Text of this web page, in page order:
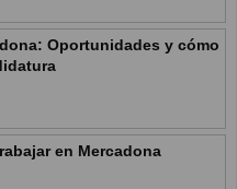
Oportunidades y cómo
en Mercadona